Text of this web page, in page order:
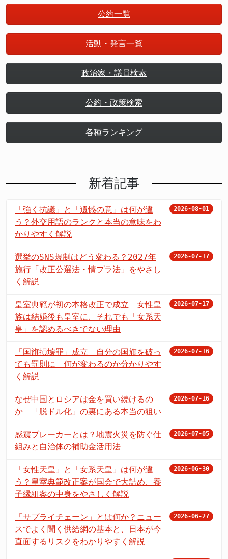
公約一覧
活動・発言一覧
政治家・議員検索
公約・政策検索
各種ランキング
新着記事
「強く抗議」と「遺憾の意」は何が違
う？外交用語のランクと本当の意味をわ
かりやすく解説
2026-08-01
選挙のSNS規制はどう変わる？2027年
施行「改正公選法・情プラ法」をやさし
く解説
2026-07-17
皇室典範が初の本格改正で成立 女性皇
族は結婚後も皇室に、それでも「女系天
皇」を認めるべきでない理由
2026-07-17
「国旗損壊罪」成立 自分の国旗を破っ
ても罰則に 何が変わるのか分かりやす
く解説
2026-07-16
なぜ中国とロシアは金を買い続けるの
か 「脱ドル化」の裏にある本当の狙い
2026-07-16
感震ブレーカーとは？地震火災を防ぐ仕
組みと自治体の補助金活用法
2026-07-05
「女性天皇」と「女系天皇」は何が違
う？皇室典範改正案が国会で大詰め、養
子縁組案の中身をやさしく解説
2026-06-30
「サプライチェーン」とは何か？ニュー
スでよく聞く供給網の基本と、日本が今
直面するリスクをわかりやすく解説
2026-06-27